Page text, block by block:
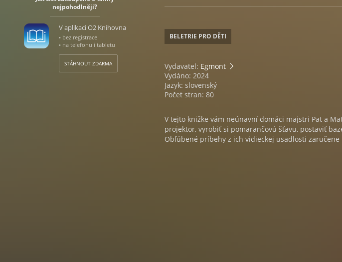
nejpohodlněji?
V aplikaci O2 Knihovna
• bez registrace
• na telefonu i tabletu
STÁHNOUT ZDARMA
BELETRIE PRO DĚTI
Vydavatel: Egmont
Vydáno: 2024
Jazyk: slovenský
Počet stran: 80
V tejto knižke vám neúnavní domáci majstri Pat a
projektor, vyrobiť si pomarančovú šťavu, postaviť
Obľúbené príbehy z ich vidieckej usadlosti